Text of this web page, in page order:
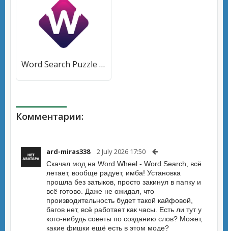
Word Search Puzzle (Уорд Срч Пазл) [МОД Premium] APK Android
Комментарии:
ard-miras338 2 July 2026 17:50
Скачал мод на Word Wheel - Word Search, всё
летает, вообще радует, имба! Установка
прошла без затыков, просто закинул в папку и
всё готово. Даже не ожидал, что
производительность будет такой кайфовой,
багов нет, всё работает как часы. Есть ли тут у
кого-нибудь советы по созданию слов? Может,
какие фишки ещё есть в этом моде?